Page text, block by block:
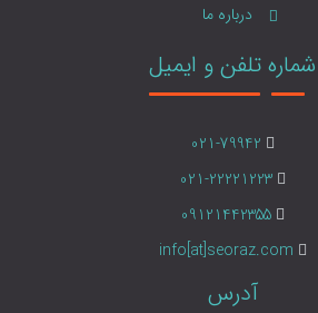
درباره ما
شماره تلفن و ایمیل
021-79942
021-22221223
09121442355
info[at]seoraz.com
آدرس